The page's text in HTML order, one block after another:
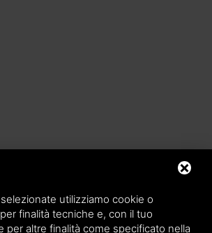
utilizziamo cookie o
finalità tecniche e, con il tuo
per altre finalità come specificato nella